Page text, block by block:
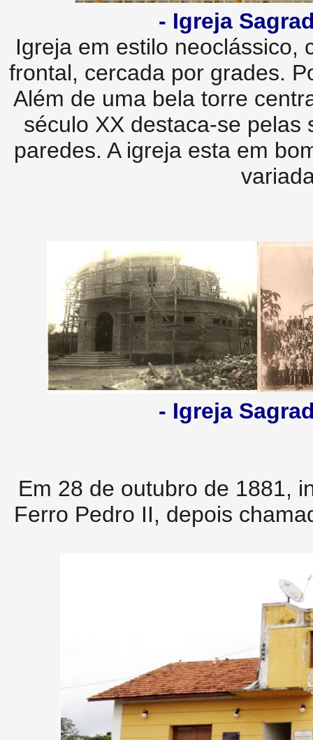
- Igreja
Igreja em estilo neoclássico,
frontal, cercada por grades.
Além de uma bela torre
século XX destaca-se
paredes. A igreja esta em
- Igreja
Em 28 de outubro de 1881,
Ferro Pedro II, depois